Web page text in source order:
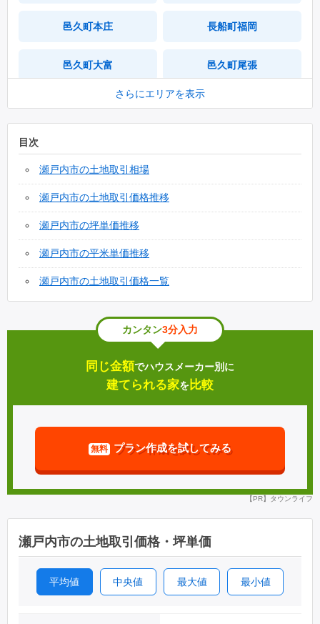
邑久町本庄 長船町福岡
邑久町大富 邑久町尾張
邑久町豊原
邑久町下山田
長船町服部 長船町福里
長船町牛文 邑久町大窪
長船町飯井 長船町東須恵
牛窓町長浜 長船町西須恵
邑久町福中 邑久町宗三
さらにエリアを表示
目次
瀬戸内市の土地取引相場
瀬戸内市の土地取引価格推移
瀬戸内市の坪単価推移
瀬戸内市の平米単価推移
瀬戸内市の土地取引価格一覧
カンタン3分入力
同じ金額でハウスメーカー別に
建てられる家を比較
無料 プラン作成を試してみる
【PR】タウンライフ
瀬戸内市の土地取引価格・坪単価
平均値 中央値 最大値 最小値